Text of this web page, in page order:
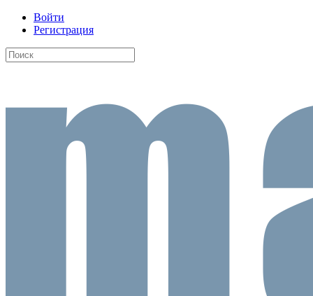
Войти
Регистрация